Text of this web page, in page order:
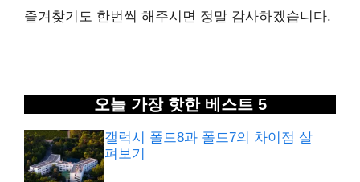
즐겨찾기도 한번씩 해주시면 정말 감사하겠습니다.
오늘 가장 핫한 베스트 5
갤럭시 폴드8과 폴드7의 차이점 살
펴보기